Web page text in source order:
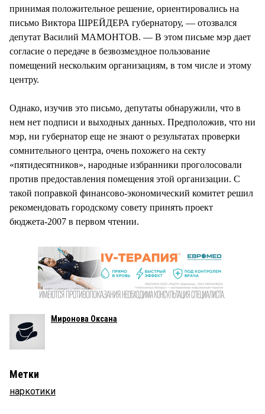
принимая положительное решение, ориентировались на
письмо Виктора ШРЕЙДЕРА губернатору, — отозвался
депутат Василий МАМОНТОВ. — В этом письме мэр дает
согласие о передаче в безвозмездное пользование
помещений нескольким организациям, в том числе и этому
центру.
Однако, изучив это письмо, депутаты обнаружили, что в
нем нет подписи и выходных данных. Предположив, что ни
мэр, ни губернатор еще не знают о результатах проверки
сомнительного центра, очень похожего на секту
«пятидесятников», народные избранники проголосовали
против предоставления помещения этой организации. С
такой поправкой финансово-экономический комитет решил
рекомендовать городскому совету принять проект
бюджета-2007 в первом чтении.
Миронова Оксана
Метки
наркотики